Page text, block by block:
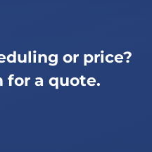
or price?
for a quote.